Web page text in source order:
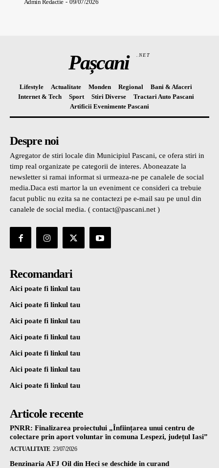
Admin Redactie - 09/07/2026
Pașcani .NET
Lifestyle Actualitate Monden Regional
Bani & Afaceri
Internet & Tech
Sport Stiri Diverse
Tractari Auto Pascani
Artificii Evenimente Pascani
Despre noi
Agregator de stiri locale din Municipiul Pascani, ce ofera stiri in
timp real organizate pe categorii de interes. Aboneazate la
newsletter si ramai informat si urmeaza-ne pe canalele de social
media.Daca esti martor la un eveniment ce consideri ca trebuie
facut public nu ezita sa ne contactezi pe e-mail sau pe unul din
canalele de social media. ( contact@pascani.net )
Recomandari
Aici poate fi linkul tau
Aici poate fi linkul tau
Aici poate fi linkul tau
Aici poate fi linkul tau
Aici poate fi linkul tau
Aici poate fi linkul tau
Aici poate fi linkul tau
Articole recente
PNRR: Finalizarea proiectului „Înființarea unui centru de
colectare prin aport voluntar în comuna Lespezi, județul Iasi”
ACTUALITATE 23/07/2026
Benzinaria AFJ Oil din Heci se deschide in curand